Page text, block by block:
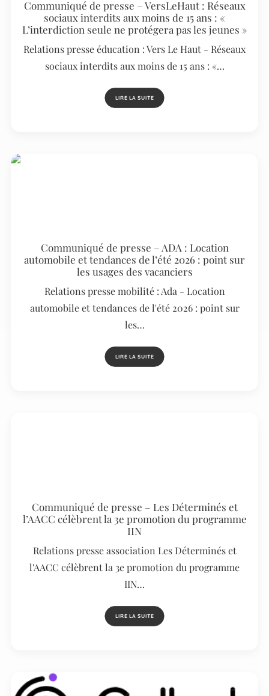
Communiqué de presse – VersLeHaut : Réseaux
sociaux interdits aux moins de 15 ans : «
L’interdiction seule ne protégera pas les jeunes »
Relations presse éducation : Vers Le Haut - Réseaux
sociaux interdits aux moins de 15 ans : «…
LIRE LA SUITE
Communiqué de presse – ADA : Location
automobile et tendances de l’été 2026 : point sur
les usages des vacanciers
Relations presse mobilité : Ada - Location
automobile et tendances de l'été 2026 : point sur
les…
LIRE LA SUITE
Communiqué de presse – Les Déterminés et
l’AACC célèbrent la 3e promotion du programme
IIN
Relations presse association Les Déterminés et
l'AACC célèbrent la 3e promotion du programme
IIN…
LIRE LA SUITE